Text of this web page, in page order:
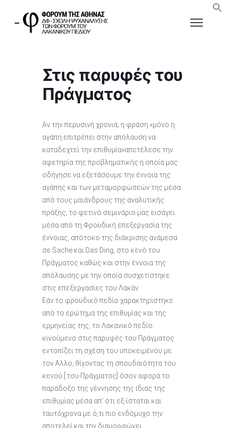
Στις παρυφές του
Πράγματος
Αν την περυσινή χρονιά, η φράση «μόνο η
αγάπη επιτρέπει στην απόλαυση να
καταδεχτεί την επιθυμία»απετέλεσε την
αφετηρία της προβληματικής η οποία μας
οδήγησε να εξετάσουμε την έννοια της
αγάπης και των μεταμορφώσεών της μέσα
από τους μαιάνδρους της αναλυτικής
πράξης, το φετινό σεμινάριο μας εισάγει
μέσα από τη Φροϋδική επεξεργασία της
έννοιας, απότοκο της διάκρισης ανάμεσα
σε Sache και Das Ding, στο κενό του
Πράγματος καθώς και στην έννοια της
απόλαυσης με την οποία συσχετίστηκε
στις επεξεργασίες του Λακάν.
Εάν το φροϋδικό πεδίο χαρακτηρίστηκε
από το ερώτημα της επιθυμίας και της
ερμηνείας της, το Λακανικό πεδίο
κινούμενο στις παρυφές του Πράγματος
εντοπίζει τη σχέση του υποκειμένου με
τον Άλλο, θίγοντας τη σπουδαιότητα του
κενού [ του Πράγματος] όσον αφορά το
παράδοξο της γέννησης της ίδιας της
επιθυμίας μέσα απ’ ότι εξ-ίσταται και
ταυτόχρονα με ό,τι πιο ενδόμυχο την
αποτελεί και την διαμορφώνει.